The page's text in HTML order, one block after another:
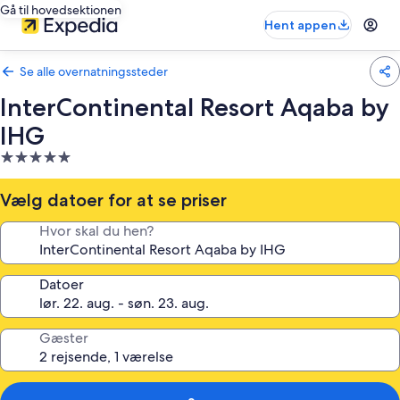
Gå til hovedsektionen
Hent appen
Se alle overnatningssteder
InterContinental Resort Aqaba by
IHG
5.0-
stjernet
overnatningssted
Vælg datoer for at se priser
Hvor skal du hen?
Datoer
Gæster